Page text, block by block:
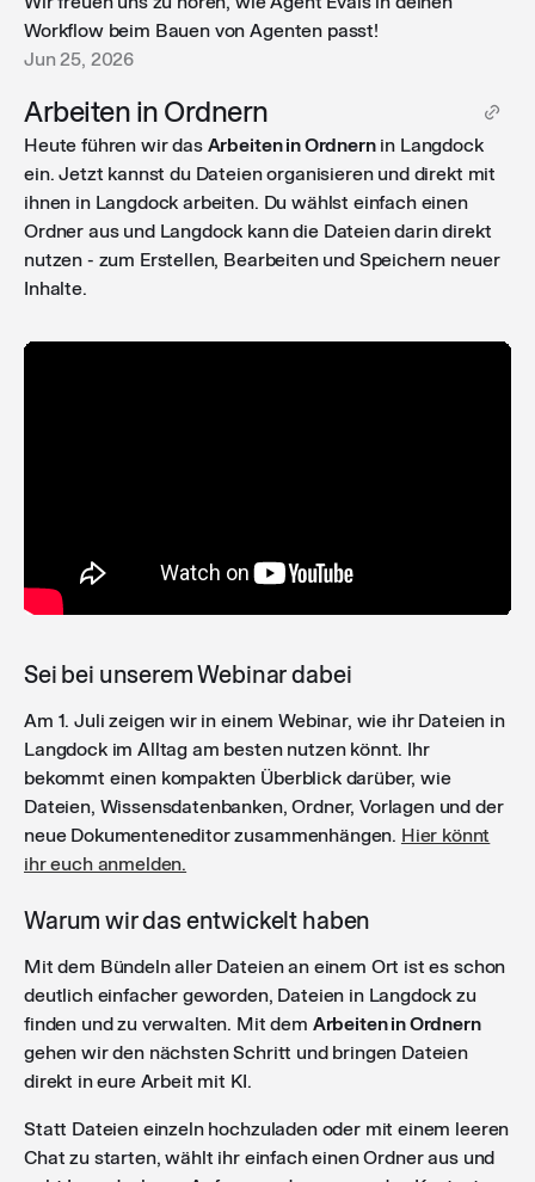
Workflow beim Bauen von Agenten passt!
Jun 25, 2026
Arbeiten in Ordnern
Heute führen wir das Arbeiten in Ordnernin Langdock
ein. Jetzt kannst du Dateien organisieren und direkt mit
ihnen in Langdock arbeiten. Du wählst einfach einen
Ordner aus und Langdock kann die Dateien darin direkt
nutzen - zum Erstellen, Bearbeiten und Speichern neuer
Inhalte.
Sei bei unserem Webinar dabei
Am 1. Juli zeigen wir in einem Webinar, wie ihr Dateien in
Langdock im Alltag am besten nutzen könnt. Ihr
bekommt einen kompakten Überblick darüber, wie
Dateien, Wissensdatenbanken, Ordner, Vorlagen und der
neue Dokumenteneditor zusammenhängen. Hier könnt
ihr euch anmelden.
Warum wir das entwickelt haben
Mit dem Bündeln aller Dateien an einem Ort ist es schon
deutlich einfacher geworden, Dateien in Langdock zu
finden und zu verwalten. Mit dem Arbeiten in Ordnern
gehen wir den nächsten Schritt und bringen Dateien
direkt in eure Arbeit mit KI.
Statt Dateien einzeln hochzuladen oder mit einem leeren
Chat zu starten, wählt ihr einfach einen Ordner aus und